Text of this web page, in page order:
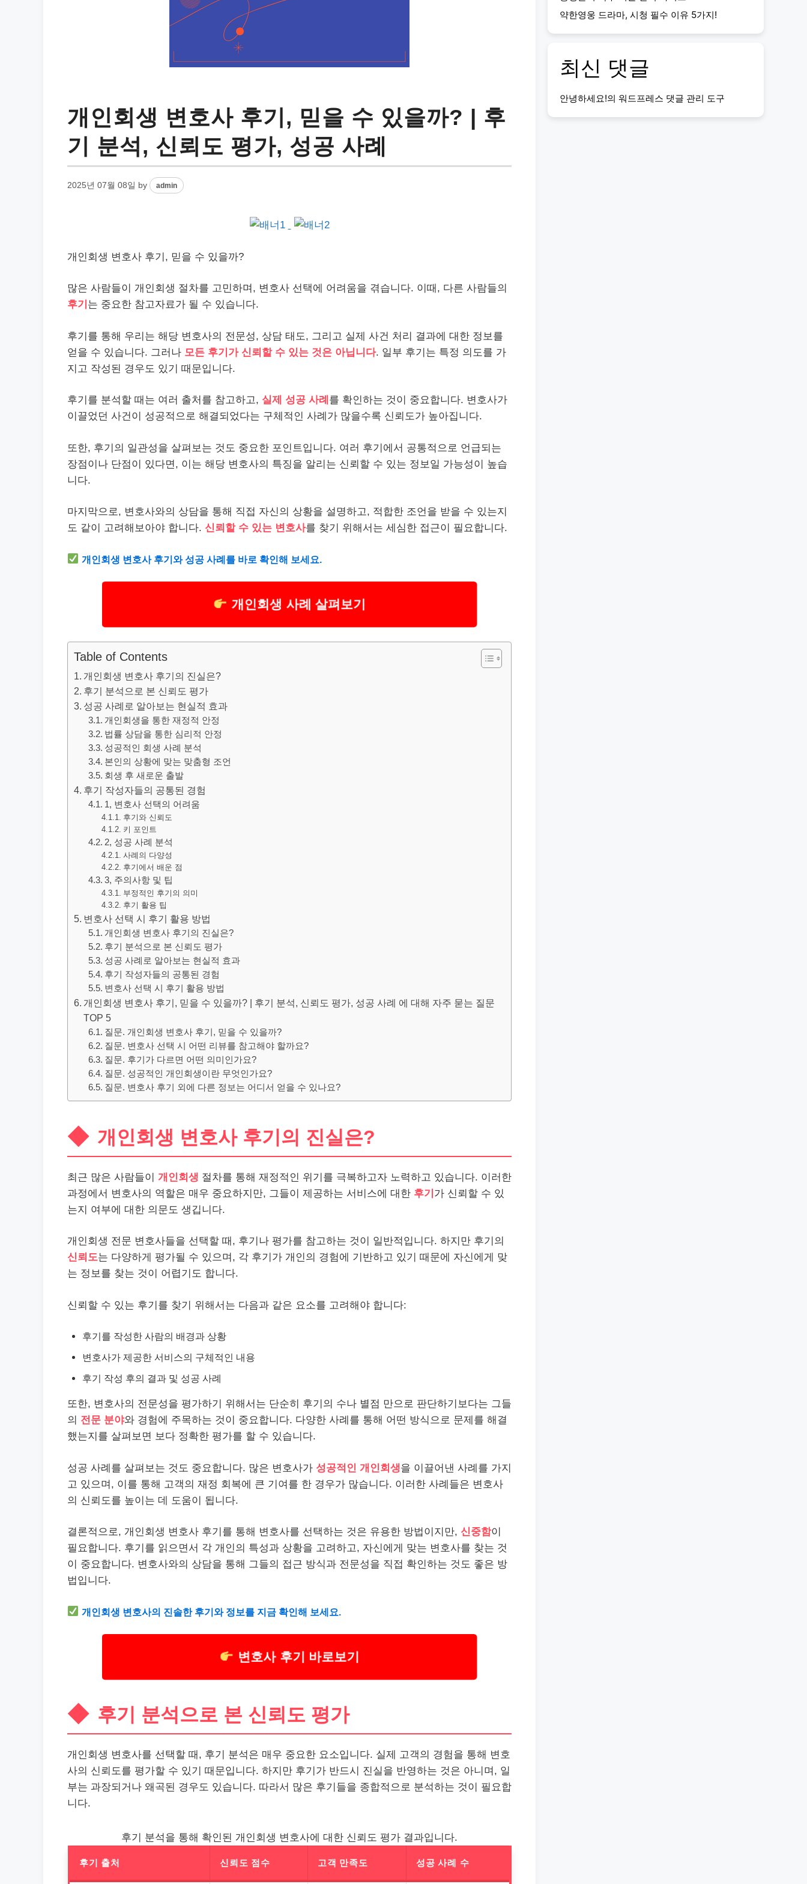
개인회생 변호사 후기, 믿을 수 있을까? | 후
기 분석, 신뢰도 평가, 성공 사례
2025년 07월 08일 by admin
개인 회생 변호사 후기, 믿을 수 있을까?
많은 사람들이 개인회생 절차를 고민하며, 변호사 선택에 어려움을 겪습니다. 이때, 다른 사람들의
후기 는 중요한 참고자료가 될 수 있습니다.
후기를 통해 우리는 해당 변호사의 전문성, 상담 태도, 그리고 실제 사건 처리 결과에 대한 정보를
얻을 수 있습니다. 그러나 모든 후기가 신뢰할 수 있는 것은 아닙니다. 일부 후기는 특정 의도를 가
지고 작성된 경우도 있기 때문입니다.
후기를 분석할 때는 여러 출처를 참고하고, 실제 성공 사례 를 확인하는 것이 중요합니다. 변호사가
이끌었던 사건이 성공적으로 해결되었다는 구체적인 사례가 많을수록 신뢰도가 높아집니다.
또한, 후기의 일관성을 살펴보는 것도 중요한 포인트입니다. 여러 후기에서 공통적으로 언급되는
장점이나 단점이 있다면, 이는 해당 변호사의 특징을 알리 는 신뢰할 수 있는 정보일 가능성이 높습
니다.
마지막으로, 변호사와의 상담을 통해 직접 자신의 상황을 설명하고, 적합한 조언을 받을 수 있는지
도 같이 고려해보아야 합니다. 신뢰할 수 있는 변호사를 찾기 위해서는 세심한 접근이 필요합니다.
개인회생 변호사 후기와 성공 사례를 바로 확인해 보세요.
개인회생 사례 살펴보기
Table of Contents
개인회생 변호사 후기의 진실은?
후기 분석으로 본 신뢰도 평가
성공 사례로 알아보는 현실적 효과
개인회생을 통한 재정적 안정
법률 상담을 통한 심리적 안정
성공적인 회생 사례 분석
본인의 상황에 맞는 맞춤형 조언
회생 후 새로운 출발
후기 작성자들의 공통된 경험
1, 변호사 선택의 어려움
후기와 신뢰도
키 포인트
2, 성공 사례 분석
사례의 다양성
후기에서 배운 점
3, 주의사항 및 팁
부정적인 후기의 의미
후기 활용 팁
변호사 선택 시 후기 활용 방법
개인회생 변호사 후기의 진실은?
후기 분석으로 본 신뢰도 평가
성공 사례로 알아보는 현실적 효과
후기 작성자들의 공통된 경험
변호사 선택 시 후기 활용 방법
개인회생 변호사 후기, 믿을 수 있을까? | 후기 분석, 신뢰도 평가, 성공 사례 에 대해 자주 묻는 질문
TOP 5
질문. 개인회생 변호사 후기, 믿을 수 있을까?
질문. 변호사 선택 시 어떤 리뷰를 참고해야 할까요?
질문. 후기가 다르면 어떤 의미인가요?
질문. 성공적인 개인회생이란 무엇인가요?
질문. 변호사 후기 외에 다른 정보는 어디서 얻을 수 있나요?
개인회생 변호사 후기의 진실은?
최근 많은 사람들이 개인회생 절차를 통해 재정적인 위기를 극복하고자 노력하고 있습니다. 이러한
과정에서 변호사의 역할은 매우 중요하지만, 그들이 제공하는 서비스에 대한 후기 가 신뢰할 수 있
는지 여부에 대한 의문도 생깁니다.
개인회생 전문 변호사들을 선택할 때, 후기나 평가를 참고하는 것이 일반적입니다. 하지만 후기의
신뢰도는 다양하게 평가될 수 있으며, 각 후기가 개인의 경험에 기반하고 있기 때문에 자신에게 맞
는 정보를 찾는 것이 어렵기도 합니다.
신뢰할 수 있는 후기를 찾기 위해서는 다음과 같은 요소를 고려해야 합니다:
후기를 작성한 사람의 배경과 상황
변호사가 제공한 서비스의 구체적인 내용
후기 작성 후의 결과 및 성공 사례
또한, 변호사의 전문성을 평가하기 위해서는 단순히 후기의 수나 별점 만으로 판단하기보다는 그들
의 전문 분야와 경험에 주목하는 것이 중요합니다. 다양한 사례를 통해 어떤 방식으로 문제를 해결
했는지를 살펴보면 보다 정확한 평가를 할 수 있습니다.
성공 사례를 살펴보는 것도 중요합니다. 많은 변호사가 성공적인 개인회생을 이끌어낸 사례를 가지
고 있으며, 이를 통해 고객의 재정 회복에 큰 기여를 한 경우가 많습니다. 이러한 사례들은 변호사
의 신뢰도를 높이는 데 도움이 됩니다.
결론적으로, 개인회생 변호사 후기를 통해 변호사를 선택하는 것은 유용한 방법이지만, 신중함이
필요합니다. 후기를 읽으면서 각 개인의 특성과 상황을 고려하고, 자신에게 맞는 변호사를 찾는 것
이 중요합니다. 변호사와의 상담을 통해 그들의 접근 방식과 전문성을 직접 확인하는 것도 좋은 방
법입니다.
개인회생 변호사의 진솔한 후기와 정보를 지금 확인해 보세요.
변호사 후기 바로보기
후기 분석으로 본 신뢰도 평가
개인회생 변호사를 선택할 때, 후기 분석은 매우 중요한 요소입니다. 실제 고객의 경험을 통해 변호
사의 신뢰도를 평가할 수 있기 때문입니다. 하지만 후기가 반드시 진실을 반영하는 것은 아니며, 일
부는 과장되거나 왜곡된 경우도 있습니다. 따라서 많은 후기들을 종합적으로 분석하는 것이 필요합
니다.
후기 분석을 통해 확인된 개인회생 변호사에 대한 신뢰도 평가 결과입니다.
후기 출처 신뢰도 점수 고객 만족도 성공 사례 수
약한영웅 드라마, 시청 필수 이유 5가지!
최신 댓글
안녕하세요!의 워드프레스 댓글 관리 도구